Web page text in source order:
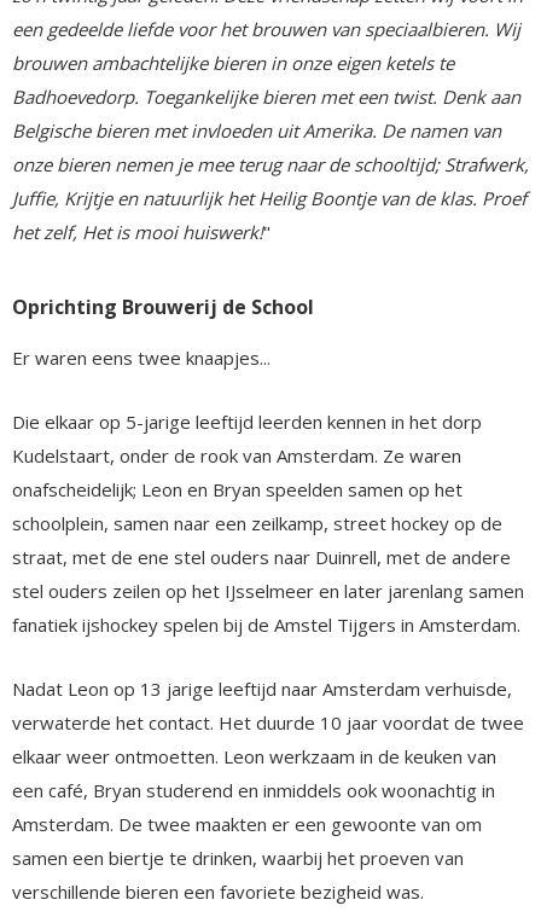
een gedeelde liefde voor het brouwen van speciaalbieren. Wij
brouwen ambachtelijke bieren in onze eigen ketels te
Badhoevedorp. Toegankelijke bieren met een twist. Denk aan
Belgische bieren met invloeden uit Amerika. De namen van
onze bieren nemen je mee terug naar de schooltijd; Strafwerk,
Juffie, Krijtje en natuurlijk het Heilig Boontje van de klas. Proef
het zelf, Het is mooi huiswerk!"
Oprichting Brouwerij de School
Er waren eens twee knaapjes...
Die elkaar op 5-jarige leeftijd leerden kennen in het dorp
Kudelstaart, onder de rook van Amsterdam. Ze waren
onafscheidelijk; Leon en Bryan speelden samen op het
schoolplein, samen naar een zeilkamp, street hockey op de
straat, met de ene stel ouders naar Duinrell, met de andere
stel ouders zeilen op het IJsselmeer en later jarenlang samen
fanatiek ijshockey spelen bij de Amstel Tijgers in Amsterdam.
Nadat Leon op 13 jarige leeftijd naar Amsterdam verhuisde,
verwaterde het contact. Het duurde 10 jaar voordat de twee
elkaar weer ontmoetten. Leon werkzaam in de keuken van
een café, Bryan studerend en inmiddels ook woonachtig in
Amsterdam. De twee maakten er een gewoonte van om
samen een biertje te drinken, waarbij het proeven van
verschillende bieren een favoriete bezigheid was.